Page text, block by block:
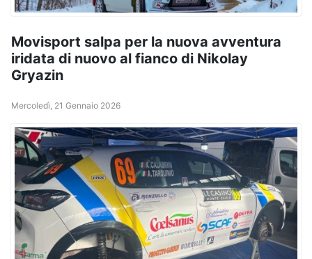
Movisport salpa per la nuova avventura
iridata di nuovo al fianco di Nikolay
Gryazin
Mercoledì, 21 Gennaio 2026